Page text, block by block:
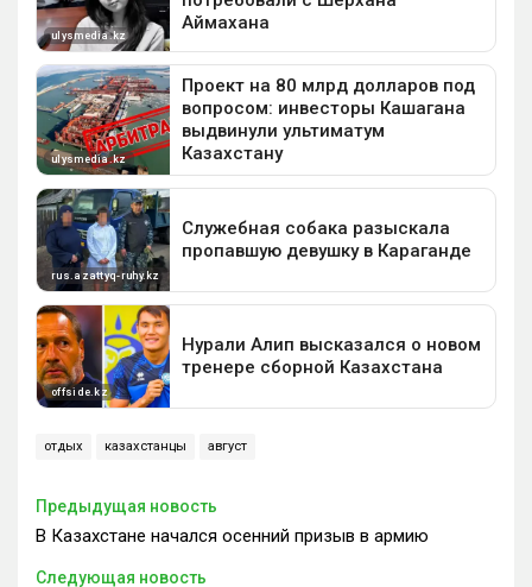
отдых казахстанцы август
Предыдущая новость
В Казахстане начался осенний призыв в армию
Следующая новость